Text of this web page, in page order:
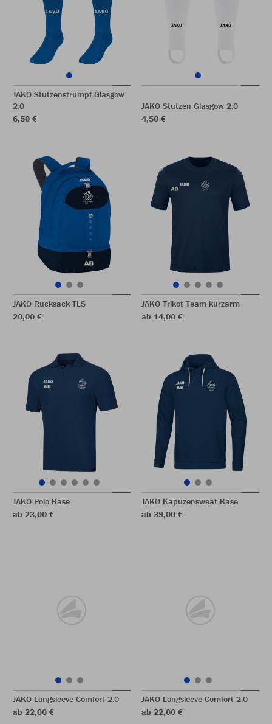
JAKO Stutzenstrumpf Glasgow
2.0
6,50 €
JAKO Stutzen Glasgow 2.0
4,50 €
JAKO Rucksack TLS
20,00 €
JAKO Trikot Team kurzarm
ab 14,00 €
JAKO Polo Base
ab 23,00 €
JAKO Kapuzensweat Base
ab 39,00 €
JAKO Longsleeve Comfort 2.0
ab 22,00 €
JAKO Longsleeve Comfort 2.0
ab 22,00 €